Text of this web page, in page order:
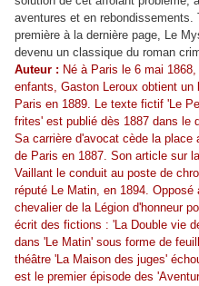
aventures et en rebondissements.
première à la dernière page, Le
devenu un classique du roman
Auteur : Né à Paris le 6 mai
enfants, Gaston Leroux obtient
Paris en 1889. Le texte fictif 'Le
frites' est publié dès 1887 dans le
Sa carrière d'avocat cède la place
de Paris en 1887. Son article sur
Vaillant le conduit au poste de
réputé Le Matin, en 1894.
chevalier de la Légion d'honneur
écrit des fictions : 'La Double vie
dans 'Le Matin' sous forme de
théâtre 'La Maison des juges'
est le premier épisode des